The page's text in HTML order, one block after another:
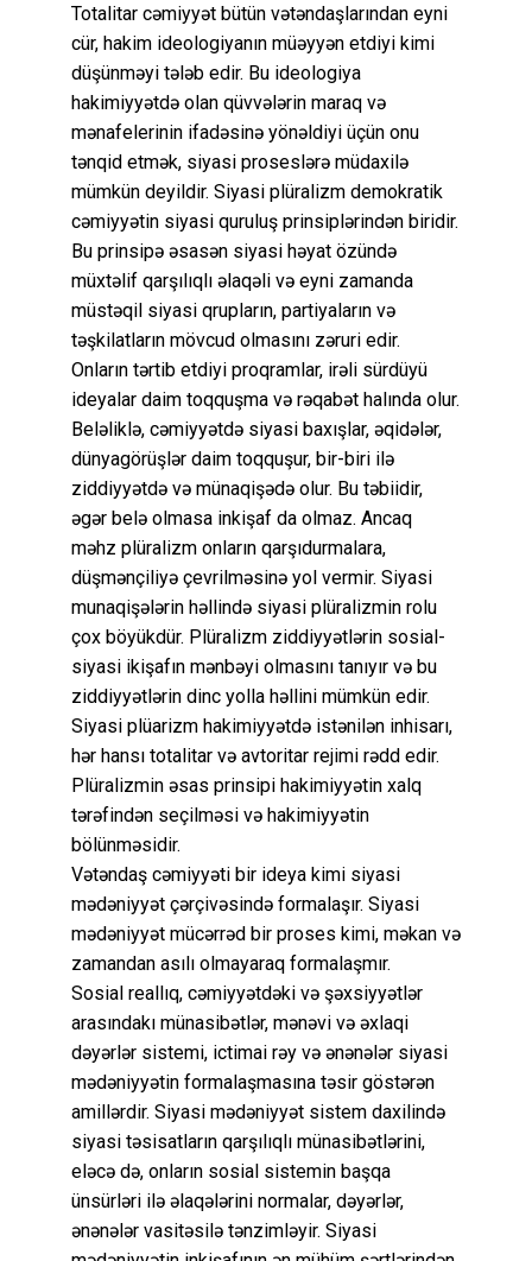
Totalitar cəmiyyət bütün vətəndaşlarından eyni
cür, hakim ideologiyanın müəyyən etdiyi kimi
düşünməyi tələb edir. Bu ideologiya
hakimiyyətdə olan qüvvələrin maraq və
mənafelerinin ifadəsinə yönəldiyi üçün onu
tənqid etmək, siyasi proseslərə müdaxilə
mümkün deyildir. Siyasi plüralizm demokratik
cəmiyyətin siyasi quruluş prinsiplərindən biridir.
Bu prinsipə əsasən siyasi həyat özündə
müxtəlif qarşılıqlı əlaqəli və eyni zamanda
müstəqil siyasi qrupların, partiyaların və
təşkilatların mövcud olmasını zəruri edir.
Onların tərtib etdiyi proqramlar, irəli sürdüyü
ideyalar daim toqquşma və rəqabət halında olur.
Beləliklə, cəmiyyətdə siyasi baxışlar, əqidələr,
dünyagörüşlər daim toqquşur, bir-biri ilə
ziddiyyətdə və münaqişədə olur. Bu təbiidir,
əgər belə olmasa inkişaf da olmaz. Ancaq
məhz plüralizm onların qarşıdurmalara,
düşmənçiliyə çevrilməsinə yol vermir. Siyasi
munaqişələrin həllində siyasi plüralizmin rolu
çox böyükdür. Plüralizm ziddiyyətlərin sosial-
siyasi ikişafın mənbəyi olmasını tanıyır və bu
ziddiyyətlərin dinc yolla həllini mümkün edir.
Siyasi plüarizm hakimiyyətdə istənilən inhisarı,
hər hansı totalitar və avtoritar rejimi rədd edir.
Plüralizmin əsas prinsipi hakimiyyətin xalq
tərəfindən seçilməsi və hakimiyyətin
bölünməsidir.
Vətəndaş cəmiyyəti bir ideya kimi siyasi
mədəniyyət çərçivəsində formalaşır. Siyasi
mədəniyyət mücərrəd bir proses kimi, məkan və
zamandan asılı olmayaraq formalaşmır.
Sosial reallıq, cəmiyyətdəki və şəxsiyyətlər
arasındakı münasibətlər, mənəvi və əxlaqi
dəyərlər sistemi, ictimai rəy və ənənələr siyasi
mədəniyyətin formalaşmasına təsir göstərən
amillərdir. Siyasi mədəniyyət sistem daxilində
siyasi təsisatların qarşılıqlı münasibətlərini,
eləcə də, onların sosial sistemin başqa
ünsürləri ilə əlaqələrini normalar, dəyərlər,
ənənələr vasitəsilə tənzimləyir. Siyasi